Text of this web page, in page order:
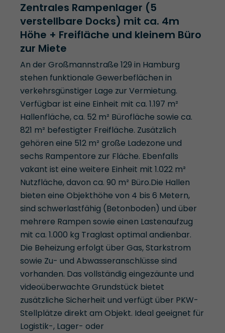
Zentrales Rampenlager (5
verstellbare Docks) mit ca. 4m
Höhe + Freifläche und kleinem Büro
zur Miete
An der Großmannstraße 129 in Hamburg
stehen funktionale Gewerbeflächen in
verkehrsgünstiger Lage zur Vermietung.
Verfügbar ist eine Einheit mit ca. 1.197 m²
Hallenfläche, ca. 52 m² Bürofläche sowie ca.
821 m² befestigter Freifläche. Zusätzlich
gehören eine 512 m² große Ladezone und
sechs Rampentore zur Fläche. Ebenfalls
vakant ist eine weitere Einheit mit 1.022 m²
Nutzfläche, davon ca. 90 m² Büro.Die Hallen
bieten eine Objekthöhe von 4 bis 6 Metern,
sind schwerlastfähig (Betonboden) und über
mehrere Rampen sowie einen Lastenaufzug
mit ca. 1.000 kg Traglast optimal andienbar.
Die Beheizung erfolgt über Gas, Starkstrom
sowie Zu- und Abwasseranschlüsse sind
vorhanden. Das vollständig eingezäunte und
videoüberwachte Grundstück bietet
zusätzliche Sicherheit und verfügt über PKW-
Stellplätze direkt am Objekt. Ideal geeignet für
Logistik-, Lager- oder